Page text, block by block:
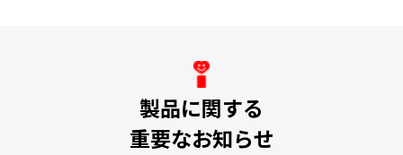
製品に関する
重要なお知らせ